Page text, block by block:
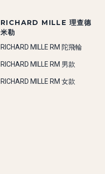
RICHARD MILLE 理查德
米勒
RICHARD MILLE RM 陀飛輪
RICHARD MILLE RM 男款
RICHARD MILLE RM 女款